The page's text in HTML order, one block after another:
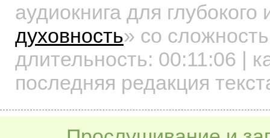
аудиокнига для
духовность» со
длительность: 00:11:06 |
последняя редакция